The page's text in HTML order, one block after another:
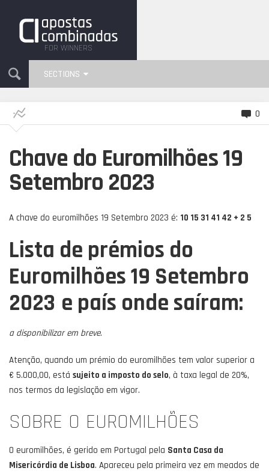
FOR WINNERS
SECTIONS
0
Chave do Euromilhões 19
Setembro 2023
A chave do euromilhões 19 Setembro 2023 é: 10 15 31 41 42 + 2 5
Lista de prémios do
Euromilhões 19 Setembro
2023 e país onde saíram:
a disponibilizar em breve.
Atenção, quando um prémio do euromilhões tem valor superior a
€ 5.000,00, está sujeito a imposto do selo, à taxa legal de 20%,
nos termos da legislação em vigor.
SOBRE O EUROMILHÕES
O euromilhões, é gerido em Portugal pela Santa Casa da
Misericórdia de Lisboa. Apareceu pela primeira vez em meados de